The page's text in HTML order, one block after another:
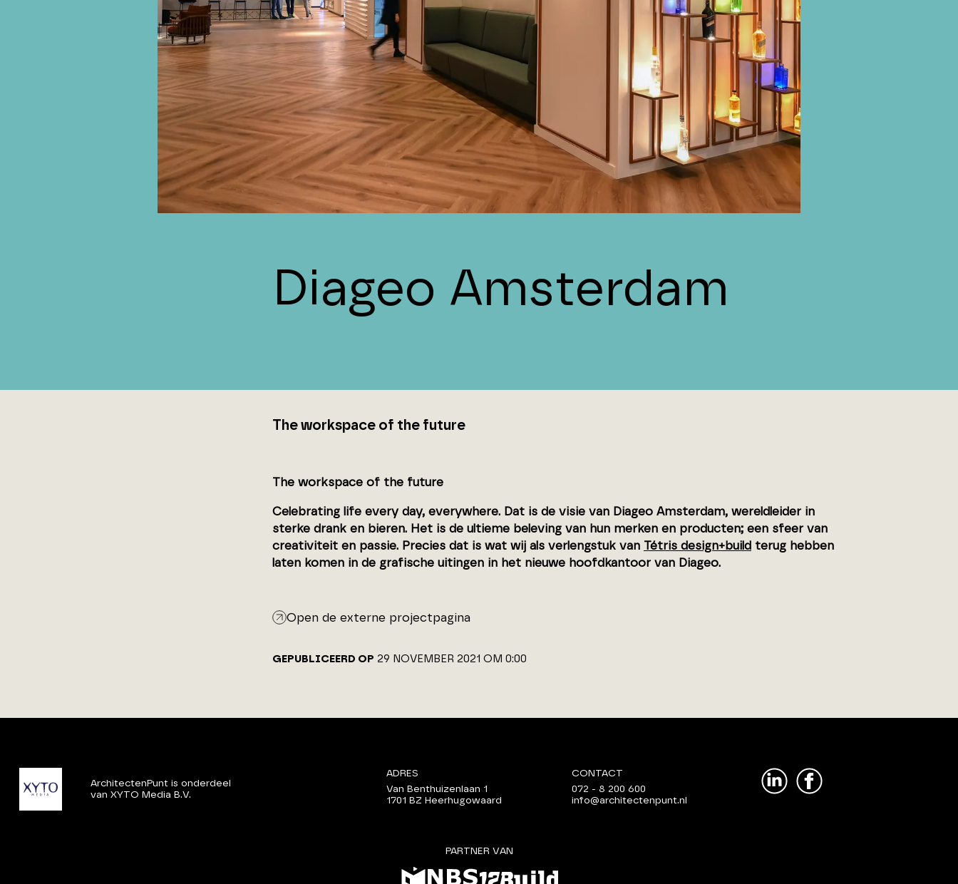
Diageo Amsterdam
The workspace of the future
The workspace of the future
Celebrating life every day, everywhere. Dat is de visie van Diageo Amsterdam, wereldleider in
sterke drank en bieren. Het is de ultieme beleving van hun merken en producten; een sfeer van
creativiteit en passie. Precies dat is wat wij als verlengstuk van Tétris design+build terug hebben
laten komen in de grafische uitingen in het nieuwe hoofdkantoor van Diageo.
Open de externe projectpagina
GEPUBLICEERD OP 29 NOVEMBER 2021 OM 0:00
ArchitectenPunt is onderdeel
van XYTO Media B.V.
ADRES
Van Benthuizenlaan 1
1701 BZ Heerhugowaard
CONTACT
072 - 8 200 600
info@architectenpunt.nl
PARTNER VAN